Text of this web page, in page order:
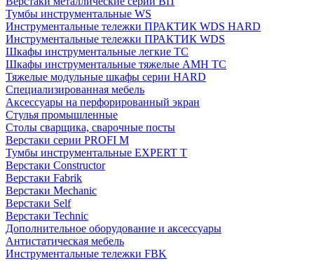
Тумбы инструментальные WS
Инструментальные тележки ПРАКТИК WDS HARD
Инструментальные тележки ПРАКТИК WDS
Шкафы инструментальные легкие ТС
Шкафы инструментальные тяжелые AMH TC
Тяжелые модульные шкафы серии HARD
Cпециализированная мебель
Аксессуары на перфорированный экран
Стулья промышленные
Столы сварщика, сварочные посты
Верстаки серии PROFI M
Тумбы инструментальные EXPERT T
Верстаки Constructor
Верстаки Fabrik
Верстаки Mechanic
Верстаки Self
Верстаки Technic
Дополнительное оборудование и аксессуары
Антистатическая мебель
Инструментальные тележки FBK